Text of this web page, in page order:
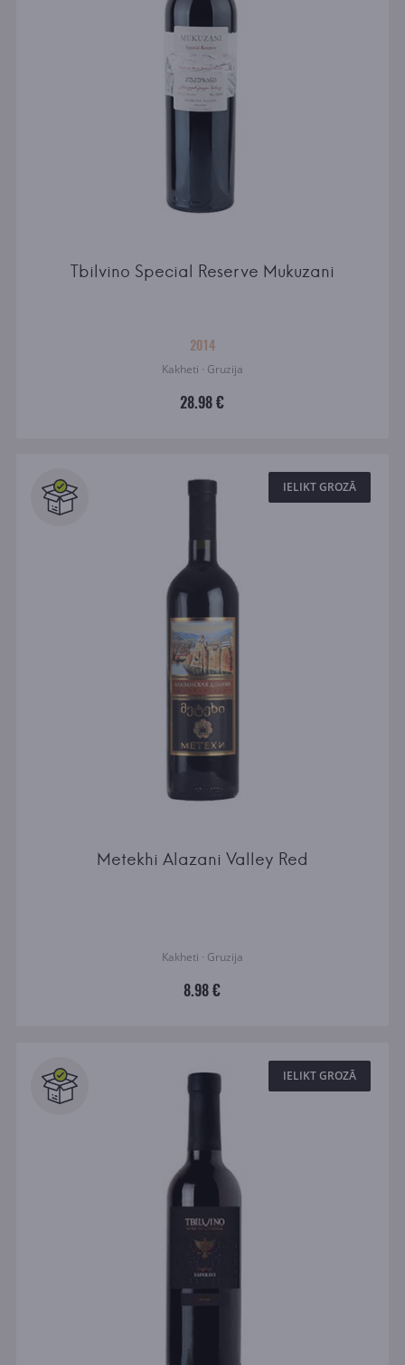
Tbilvino Special Reserve Mukuzani
2014
Kakheti · Gruzija
28.98 €
IELIKT GROZĀ
Metekhi Alazani Valley Red
Kakheti · Gruzija
8.98 €
IELIKT GROZĀ